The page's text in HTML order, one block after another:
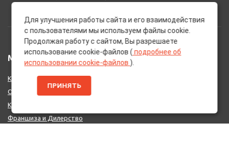
МЕНЮ
Каталог Брендов
О нас
Контакты
Франшиза и Дилерство
Для улучшения работы сайта и его взаимодействия
с пользователями мы используем файлы cookie.
Продолжая работу с сайтом, Вы разрешаете
использование cookie-файлов ( подробнее об
использовании cookie-файлов ).
ПРИНЯТЬ